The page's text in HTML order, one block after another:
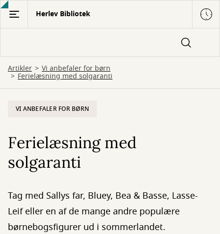
Gå
hovedindhold
Herlev Bibliotek
Artikler Vi anbefaler for børn
Ferielæsning med solgaranti
VI ANBEFALER FOR BØRN
Ferielæsning med
solgaranti
Tag med Sallys far, Bluey, Bea & Basse, Lasse-
Leif eller en af de mange andre populære
børnebogsfigurer ud i sommerlandet.